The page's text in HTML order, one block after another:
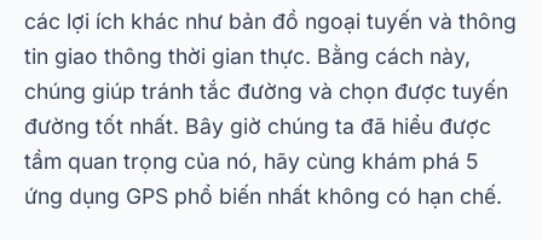
các lợi ích khác như bản đồ ngoại tuyến và thông
tin giao thông thời gian thực. Bằng cách này,
chúng giúp tránh tắc đường và chọn được tuyến
đường tốt nhất. Bây giờ chúng ta đã hiểu được
tầm quan trọng của nó, hãy cùng khám phá 5
ứng dụng GPS phổ biến nhất không có hạn chế.